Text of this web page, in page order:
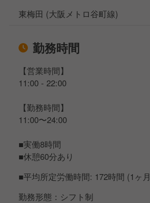
東梅田 (大阪メトロ谷町線)
勤務時間
【営業時間】
11:00 - 22:00
【勤務時間】
11:00〜24:00
■実働8時間
■休憩60分あり
■平均所定労働時間: 172時間 (1ヶ
勤務形態：シフト制